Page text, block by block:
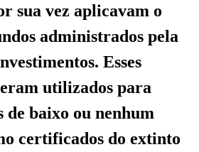
sua vez aplicavam o
administrados pela
Esses
utilizados para
baixo ou nenhum
certificados do extinto